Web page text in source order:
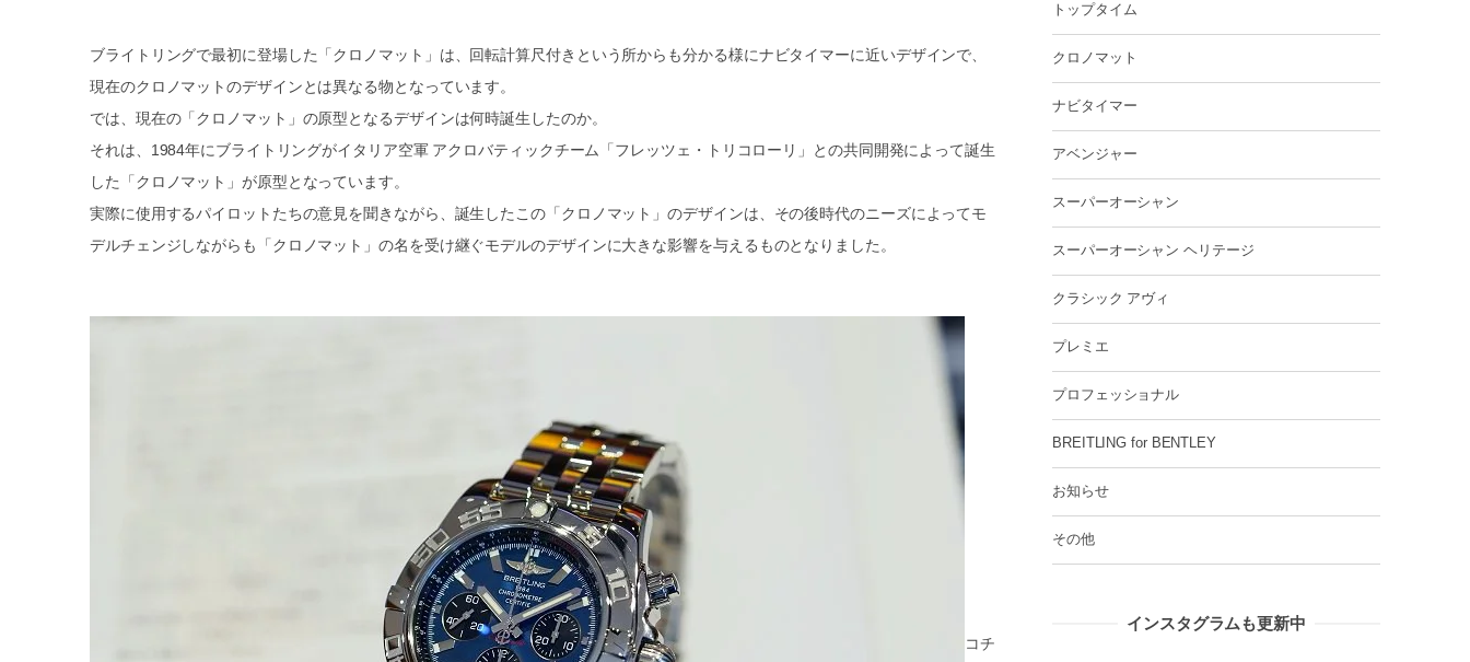
ブライトリングで最初に登場した「クロノマット」は、回転計算尺付きという所からも分かる様にナビタイマーに近いデザインで、
現在のクロノマットのデザインとは異なる物となっています。
では、現在の「クロノマット」の原型となるデザインは何時誕生したのか。
それは、1984年にブライトリングがイタリア空軍 アクロバティックチーム「フレッツェ・トリコローリ」との共同開発によって誕生
した「クロノマット」が原型となっています。
実際に使用するパイロットたちの意見を聞きながら、誕生したこの「クロノマット」のデザインは、その後時代のニーズによってモ
デルチェンジしながらも「クロノマット」の名を受け継ぐモデルのデザインに大きな影響を与えるものとなりました。
コチ
トップタイム
クロノマット
ナビタイマー
アベンジャー
スーパーオーシャン
スーパーオーシャン ヘリテージ
クラシック アヴィ
プレミエ
プロフェッショナル
BREITLING for BENTLEY
お知らせ
その他
インスタグラムも更新中